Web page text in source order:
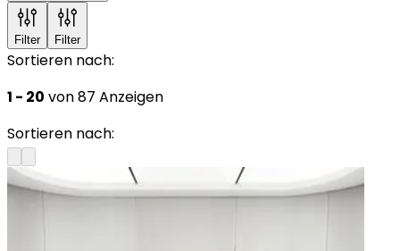
Filter Filter
Sortieren nach:
1 - 20 von 87 Anzeigen
Sortieren nach: